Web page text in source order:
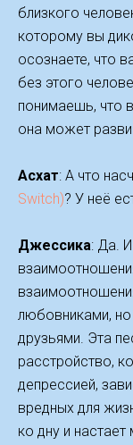
близкого
которому вы
осознаете, что
без этого
понимаешь, что
она может
Асхат: А что
Switch)? У неё
Джессика: Да.
любовниками,
друзьями. Эта
расстройство,
депрессией,
вредных для
ко дну и